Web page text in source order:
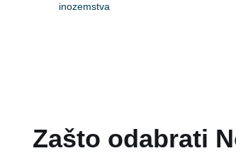
inozemstva
Zašto odabrati